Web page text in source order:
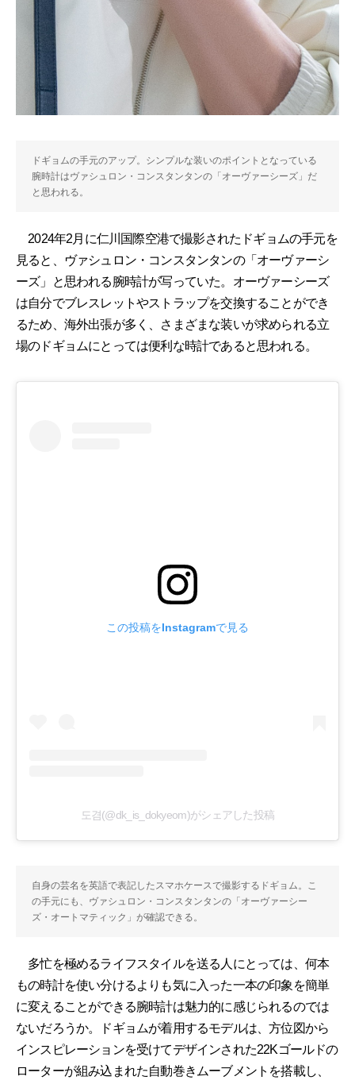
ドギョムの手元のアップ。シンプルな装いのポイントとなっている
腕時計はヴァシュロン・コンスタンタンの「オーヴァーシーズ」だ
と思われる。
2024年2月に仁川国際空港で撮影されたドギョムの手元を
見ると、ヴァシュロン・コンスタンタンの「オーヴァーシ
ーズ」と思われる腕時計が写っていた。オーヴァーシーズ
は自分でブレスレットやストラップを交換することができ
るため、海外出張が多く、さまざまな装いが求められる立
場のドギョムにとっては便利な時計であると思われる。
この投稿をInstagramで見る
도겸(@dk_is_dokyeom)がシェアした投稿
自身の芸名を英語で表記したスマホケースで撮影するドギョム。こ
の手元にも、ヴァシュロン・コンスタンタンの「オーヴァーシー
ズ・オートマティック」が確認できる。
多忙を極めるライフスタイルを送る人にとっては、何本
もの時計を使い分けるよりも気に入った一本の印象を簡単
に変えることができる腕時計は魅力的に感じられるのでは
ないだろうか。ドギョムが着用するモデルは、方位図から
インスピレーションを受けてデザインされた22Kゴールドの
ローターが組み込まれた自動巻きムーブメントを搭載し、